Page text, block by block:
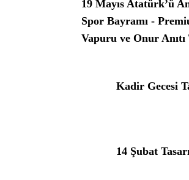
19 Mayıs Atatürk’ü
Spor Bayramı -
Vapuru ve Onur Anıtı
Kadir Gecesi
14 Şubat